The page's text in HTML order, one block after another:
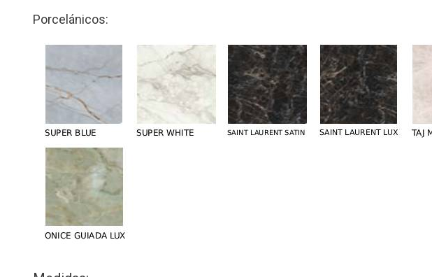
Porcelánicos: